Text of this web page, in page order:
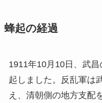
蜂起の経過
1911年10月10日、武
起しました。反乱軍は
え、清朝側の地方支配